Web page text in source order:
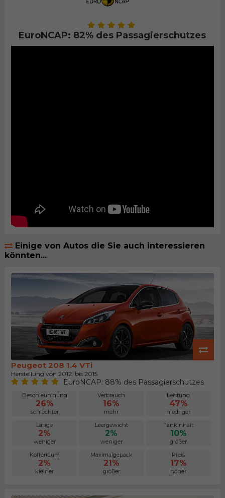
EuroNCAP: 82% des Passagierschutzes
Einige von Autos die Sie auch interessieren
könnten...
Peugeot 208 1.4 VTi
Herstellung von 2012. bis 2015.
EuroNCAP: 88% des Passagierschutzes
Beschleunigung
26%
schlechter
Verbrauch
16%
mehr
Leistung
47%
niedriger
Länge
2%
weniger
Leergewicht
2%
weniger
Tankinhalt
10%
größer
Kofferraum
2%
kleiner
Maximalgepäck
21%
größer
Preis
17%
höher